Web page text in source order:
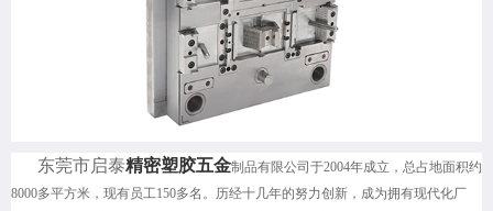
东莞市启泰精密塑胶五金制品有限公司于2004年成立，总占地面积约
8000多平方米，现有员工150多名。历经十几年的努力创新，成为拥有现代化厂